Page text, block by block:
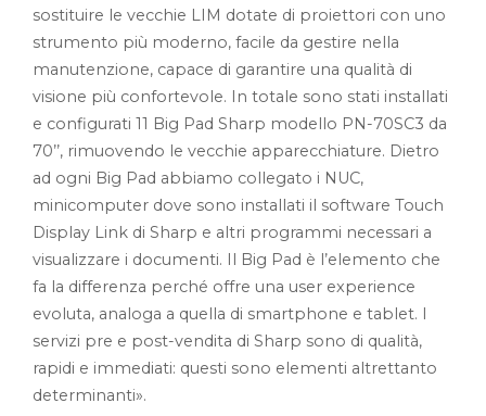
sostituire le vecchie LIM dotate di proiettori con uno
strumento più moderno, facile da gestire nella
manutenzione, capace di garantire una qualità di
visione più confortevole. In totale sono stati installati
e configurati 11 Big Pad Sharp modello PN-70SC3 da
70’’, rimuovendo le vecchie apparecchiature. Dietro
ad ogni Big Pad abbiamo collegato i NUC,
minicomputer dove sono installati il software Touch
Display Link di Sharp e altri programmi necessari a
visualizzare i documenti. Il Big Pad è l’elemento che
fa la differenza perché offre una user experience
evoluta, analoga a quella di smartphone e tablet. I
servizi pre e post-vendita di Sharp sono di qualità,
rapidi e immediati: questi sono elementi altrettanto
determinanti».